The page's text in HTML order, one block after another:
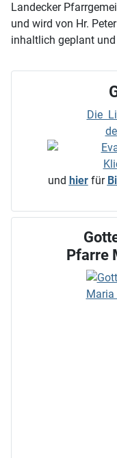
Landecker
und wird von Hr.
inhaltlich geplant
Die
und hier für
Pfarre